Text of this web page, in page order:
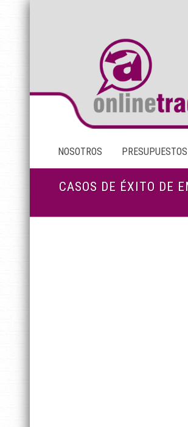
NOSOTROS PRESUPUESTOS
CASOS DE ÉXITO DE